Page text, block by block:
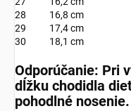
28
16,8 cm
29
17,4 cm
30
18,1 cm
Odporúčanie: Pri
dĺžku chodidla
pohodlné nosenie.